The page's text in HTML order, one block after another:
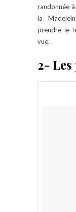
randonnée
la
prendre le
vue.
2- Les